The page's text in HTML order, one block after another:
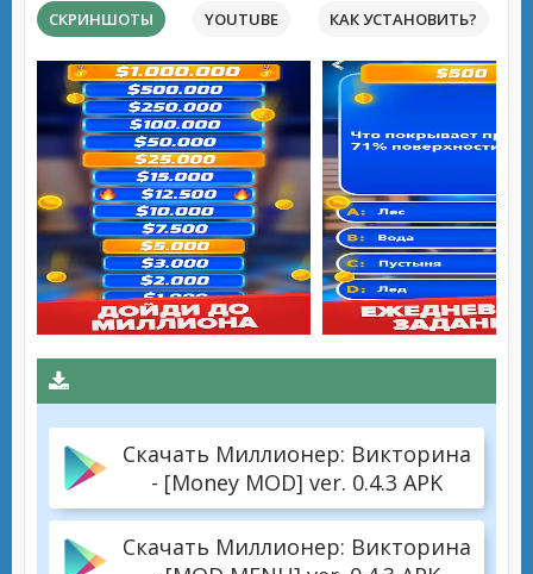
СКРИНШОТЫ YOUTUBE КАК УСТАНОВИТЬ?
Скачать Миллионер: Викторина
- [Money MOD] ver. 0.4.3 APK
Скачать Миллионер: Викторина